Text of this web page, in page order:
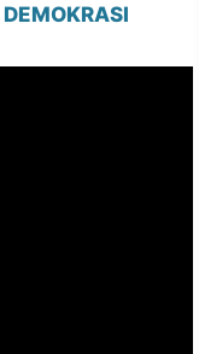
DEMOKRASI